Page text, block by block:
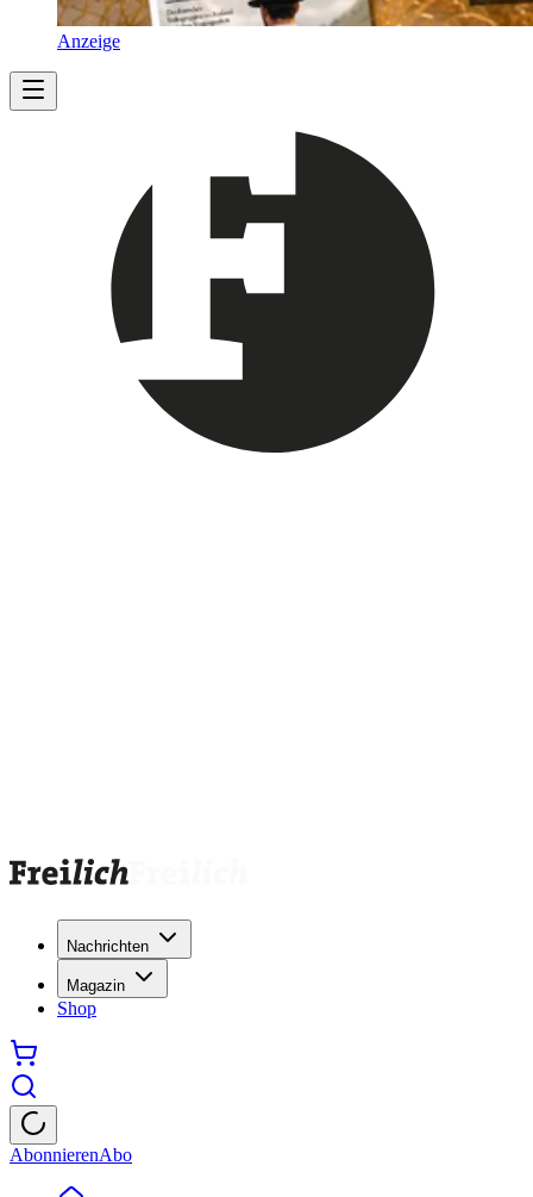
Anzeige
Nachrichten
Magazin
Shop
AbonnierenAbo